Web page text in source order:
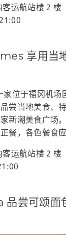
运航站楼 2 楼
享用当
位于福冈机场
尝当地美食、
新潮美食广场
餐，各色餐食应
运航站楼 2 楼
尝可颂面